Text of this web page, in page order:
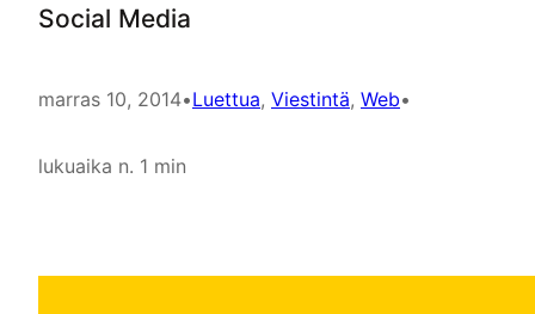
Social Media
marras 10, 2014•Luettua, Viestintä, Web•
lukuaika n. 1 min